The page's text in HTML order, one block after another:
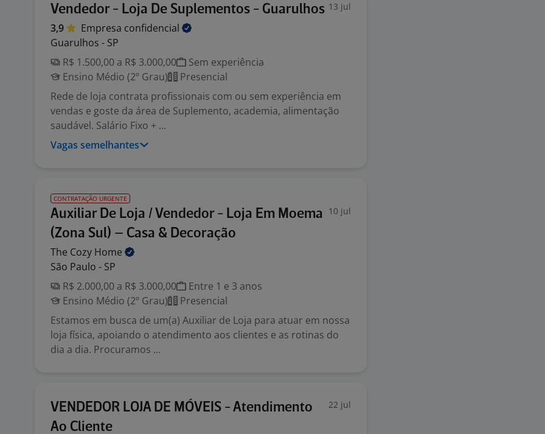
Vendedor - Loja De Suplementos - Guarulhos 13 jul
3,9 Empresa confidencial
Guarulhos - SP
R$ 1.500,00 a R$ 3.000,00
Sem experiência
Ensino Médio (2º Grau)
Presencial
Rede de loja contrata profissionais com ou sem experiência em
vendas e goste da área de Suplemento, academia, alimentação
saudável. Salário Fixo + ...
Vagas semelhantes
CONTRATAÇÃO URGENTE
Auxiliar De Loja / Vendedor - Loja Em Moema
(Zona Sul) – Casa & Decoração
10 jul
The Cozy Home
São Paulo - SP
R$ 2.000,00 a R$ 3.000,00
Entre 1 e 3 anos
Ensino Médio (2º Grau)
Presencial
Estamos em busca de um(a) Auxiliar de Loja para atuar em nossa
loja física, apoiando o atendimento aos clientes e as rotinas do
dia a dia. Procuramos ...
VENDEDOR LOJA DE MÓVEIS - Atendimento
Ao Cliente
22 jul